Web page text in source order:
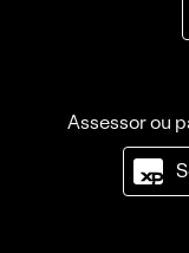
Assessor ou